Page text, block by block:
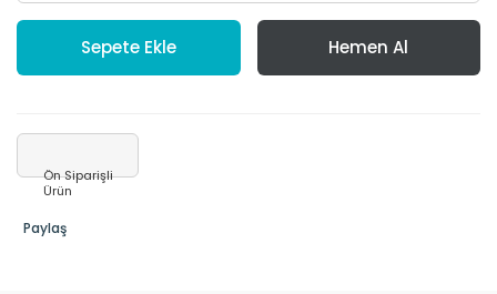
Sepete Ekle Hemen Al
Ön Siparişli
Ürün
Paylaş